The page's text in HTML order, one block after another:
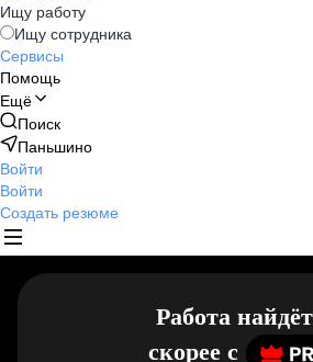
Ищу работу
Ищу сотрудника
Сервисы
Помощь
Ещё
Поиск
Паньшино
Войти
Войти
Создать резюме
Работа
скорее c